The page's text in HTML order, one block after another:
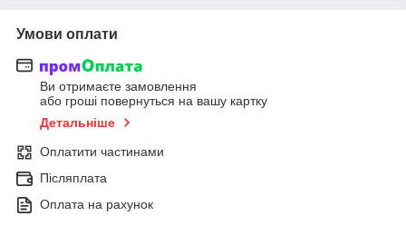
Умови оплати
Ви отримаєте замовлення
або гроші повернуться на вашу картку
Детальніше
Оплатити частинами
Післяплата
Оплата на рахунок